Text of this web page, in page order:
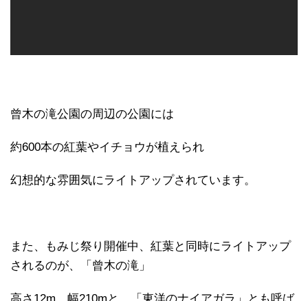
曾木の滝公園の周辺の公園には
約600本の紅葉やイチョウが植えられ
幻想的な雰囲気にライトアップされています。
また、もみじ祭り開催中、紅葉と同時にライトアップ
されるのが、「曾木の滝」